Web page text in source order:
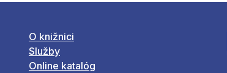
O knižnici
Služby
Online katalóg